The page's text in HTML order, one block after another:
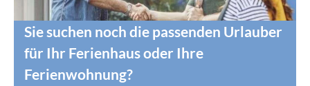
Sie suchen noch die passenden Urlauber
für Ihr Ferienhaus oder Ihre
Ferienwohnung?